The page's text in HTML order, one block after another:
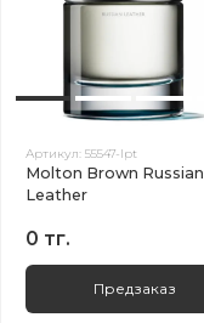
Артикул:55547-lpt
Molton Brown Russian
Leather
0 тг.
Предзаказ